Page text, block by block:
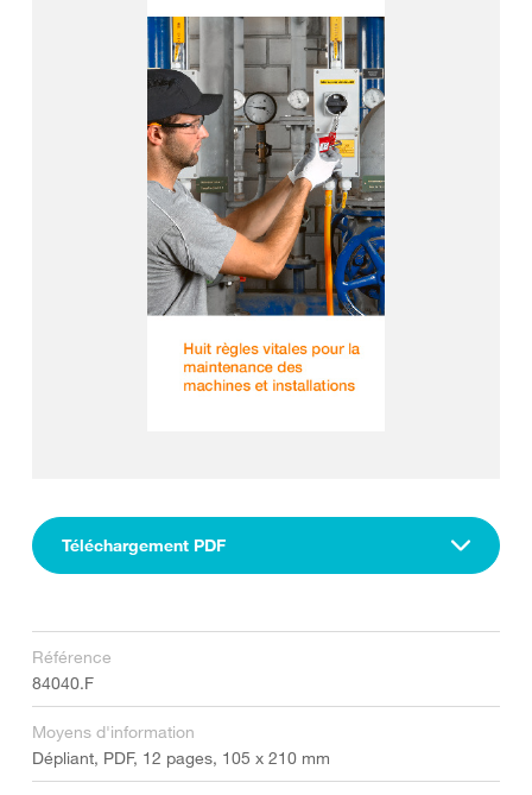
Téléchargement PDF
Référence
84040.F
Moyens d'information
Dépliant, PDF, 12 pages, 105 x 210 mm